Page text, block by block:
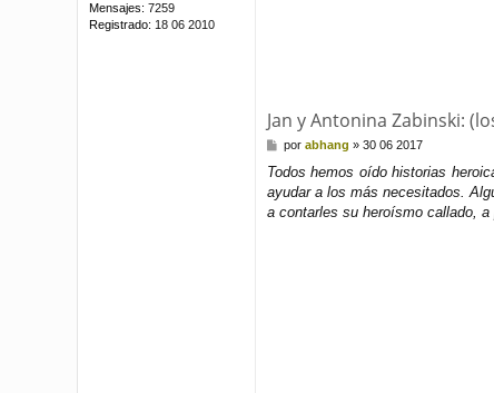
Mensajes: 7259
Registrado: 18 06 2010
Jan y Antonina Zabinski:
M
n
s
a
porabhang »30 06 2017
Todos hemos oído historias
ayudar a los más necesitados.
a contarles su heroísmo callado,